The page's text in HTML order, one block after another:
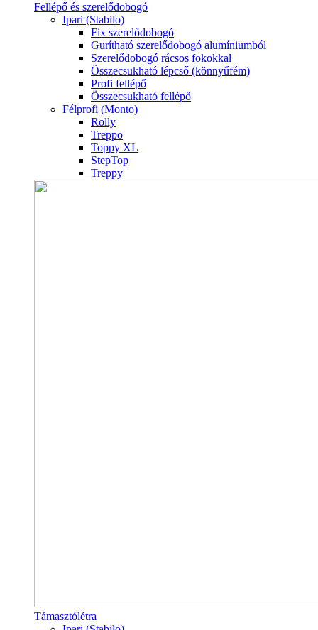
Fellépő és szerelődobogó
Ipari (Stabilo)
Fix szerelődobogó
Gurítható szerelődobogó alumíniumból
Szerelődobogó rácsos fokokkal
Összecsukható lépcső (könnyűfém)
Profi fellépő
Összecsukható fellépő
Félprofi (Monto)
Rolly
Treppo
Toppy XL
StepTop
Treppy
Támasztólétra